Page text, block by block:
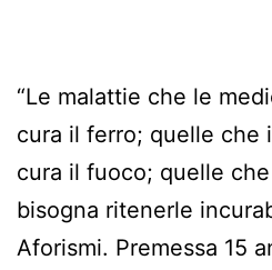
“Le malattie che le
cura il ferro; quelle che
cura il fuoco; quelle
bisogna ritenerle
Aforismi. Premessa 15